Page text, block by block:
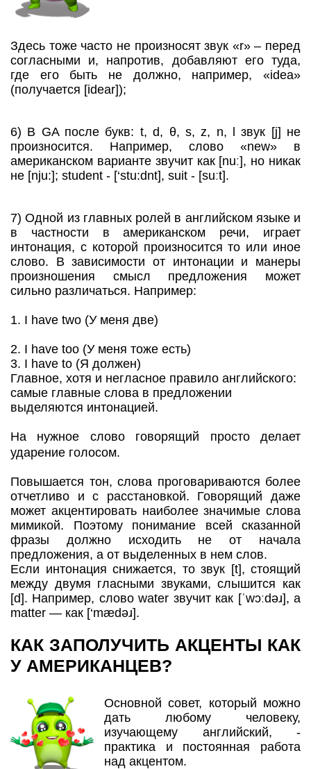
Здесь тоже часто не произносят звук «r» – перед
согласными и, напротив, добавляют его туда,
где его быть не должно, например, «idea»
(получается [idear]);
6) В GA после букв: t, d, θ, s, z, n, l звук [j] не
произносится. Например, слово «new» в
американском варианте звучит как [nuː], но никак
не [nju:]; student - [‘stu:dnt], suit - [suːt].
7) Одной из главных ролей в английском языке и
в частности в американском речи, играет
интонация, с которой произносится то или иное
слово. В зависимости от интонации и манеры
произношения смысл предложения может
сильно различаться. Например:
1. I have two (У меня две)
2. I have too (У меня тоже есть)
3. I have to (Я должен)
Главное, хотя и негласное правило английского:
самые главные слова в предложении
выделяются интонацией.
На нужное слово говорящий просто делает
ударение голосом.
Повышается тон, слова проговариваются более
отчетливо и с расстановкой. Говорящий даже
может акцентировать наиболее значимые слова
мимикой. Поэтому понимание всей сказанной
фразы должно исходить не от начала
предложения, а от выделенных в нем слов.
Если интонация снижается, то звук [t], стоящий
между двумя гласными звуками, слышится как
[d]. Например, слово water звучит как [ˈwɔːdəɹ], а
matter — как [‘mædəɹ].
КАК ЗАПОЛУЧИТЬ АКЦЕНТЫ КАК
У АМЕРИКАНЦЕВ?
Основной совет, который можно
дать любому человеку,
изучающему английский, -
практика и постоянная работа
над акцентом.